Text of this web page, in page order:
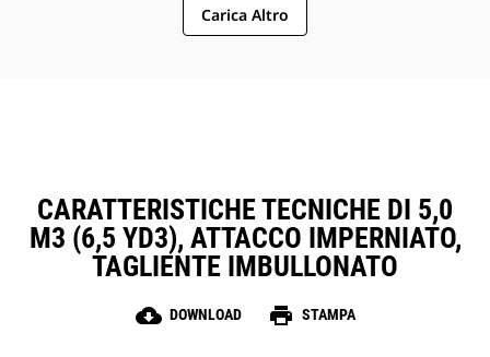
Carica Altro
CARATTERISTICHE TECNICHE DI 5,0
M3 (6,5 YD3), ATTACCO IMPERNIATO,
TAGLIENTE IMBULLONATO
cloud_download DOWNLOAD print STAMPA